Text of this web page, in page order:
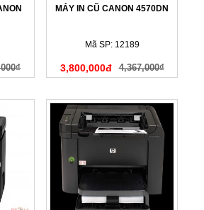
MÁY IN CŨ CANON 4570DN
Mã SP: 12189
3,800,000đ 4,367,000₫